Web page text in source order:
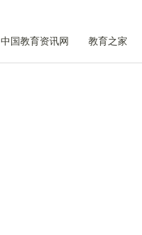
中国教育资讯网 教育之家